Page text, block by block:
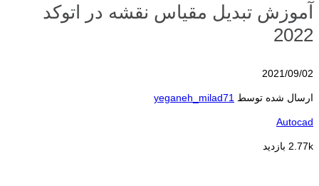
آموزش تبدیل مقیاس نقشه در اتوکد
2022
2021/09/02
ارسال شده توسط yeganeh_milad71
Autocad
2.77k بازدید